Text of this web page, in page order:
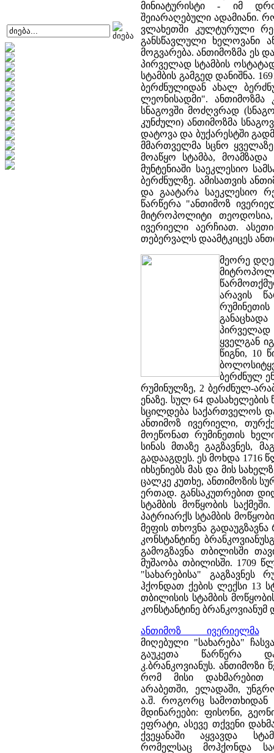
მინიატურისტი - იმ
შეიარაღებული ადამიანი.
ვლახეთში კულტურული
განსწავლული ხელოვანი
მოგვარება. ანთიმოზმა ეს
პირველად სტამბის
სტამბის გამგედ დანიშნა.
ბერძნულიდან ახალ
ლეონისადმი". ანთიმოზმა
სნაგოვში მოძღვრად
კუნძული) ანთიმოზმა
დატოვა და ბუქარესტში
მმართველმა სცნო
მოაწყო სტამბა,
მუნტენიაში საეკლესიო
ბერძნულზე. ამისათვის
და გაატარა საეკლესიო
წარწერა "ანთიმოზ
მიტროპოლიტი
ივერიელი აერჩიათ.
თებერვალს დაამტკიცეს
მეორე
არავის
პირველად
ყველგან
წიგნი, 10
ბერძნულ
რუმინულზე, 2 ბერძნულ-
ენაზე. სულ 64
სცილდება საქართველოს
ანთიმოზ ივერიელი,
მოეწონათ რუმინეთის
სინას მთაზე გაგზავნეს,
გადააგდეს. ეს მოხდა 1716
იხსენიებს მას და მის
ცალკე კუთხე, ანთიმოზის
ერთად. განსაკუთრებით
სტამბის მოწყობის
პატრიარქს სტამბის
მეფის თხოვნა
კონსტანტინე
გამოგზავნა თბილისში
მუშაობა თბილისში. 1709
"სახარებისა"
ჰქონდათ ქების ლექსი 13
თბილისის სტამბის
კონსტანტინე ბრანკოვიანუმ
ანთიმოზ ივერიელმა
მიღებული "სახარება"
გაუკეთა წარწერა
კ.ბრანკოვიანუს. ანთიმოზი
რომ მისი
არაბეთში, ელადაში,
ა.შ. როგორც სამოთხიდან
მდინარეები: ფისონი,
ეფრატი, ასევე თქვენი
ქვეყანაში აყვავდა
რომელსაც მოჰქონდა